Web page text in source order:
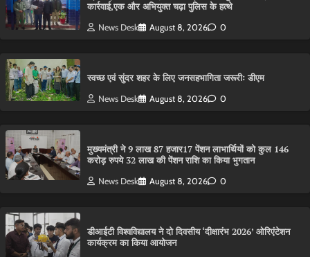
कार्रवाई,एक और अभियुक्त चढ़ा पुलिस के हत्थे
News Desk August 8, 2026 0
स्वच्छ एवं सुंदर शहर के लिए जनसहभागिता जरूरीः डीएम
News Desk August 8, 2026 0
मुख्यमंत्री ने 9 लाख 87 हजार17 पेंशन लाभार्थियों को कुल 146
करोड़ रुपये 32 लाख की पेंशन राशि का किया भुगतान
News Desk August 8, 2026 0
डीआईटी विश्वविद्यालय ने दो दिवसीय ‘दीक्षारंभ 2026’ ओरिएंटेशन
कार्यक्रम का किया आयोजन